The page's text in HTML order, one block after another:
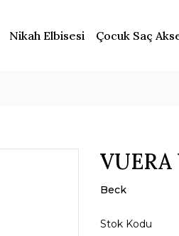
Nikah Elbisesi Çocuk Saç
VUERA
Beck
Stok Kodu